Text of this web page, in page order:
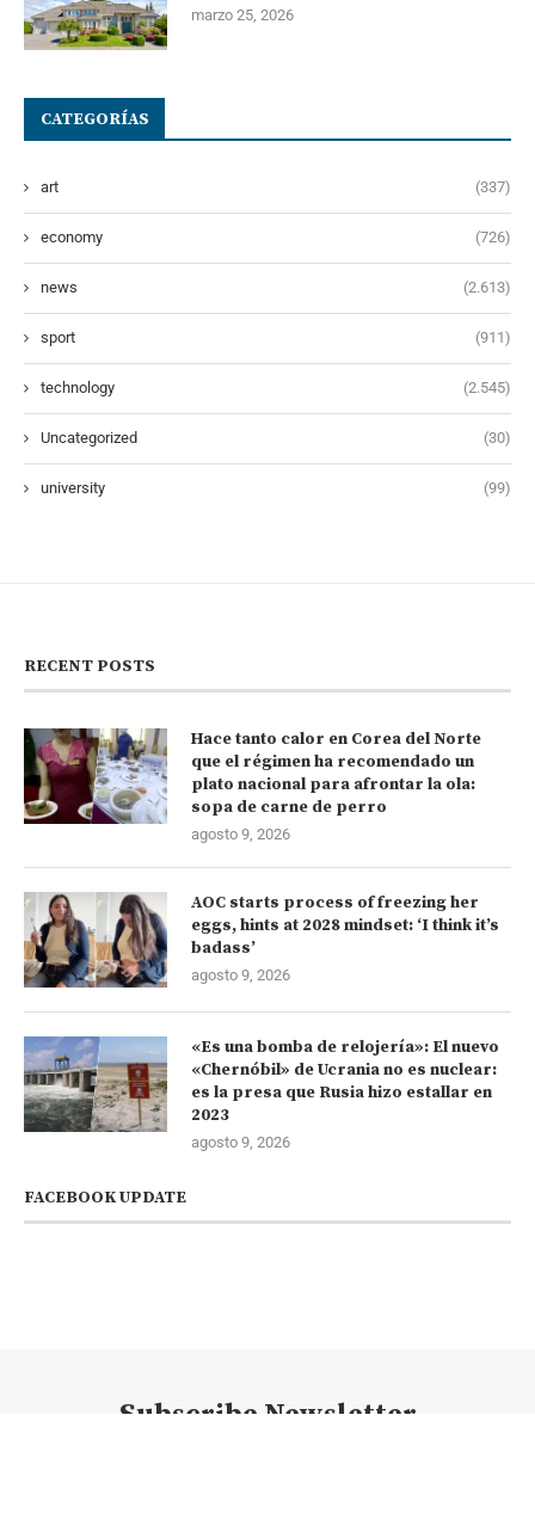
marzo 25, 2026
CATEGORÍAS
art (337)
economy (726)
news (2.613)
sport (911)
technology (2.545)
Uncategorized (30)
university (99)
RECENT POSTS
Hace tanto calor en Corea del Norte
que el régimen ha recomendado un
plato nacional para afrontar la ola:
sopa de carne de perro
agosto 9, 2026
AOC starts process of freezing her
eggs, hints at 2028 mindset: ‘I think it’s
badass’
agosto 9, 2026
«Es una bomba de relojería»: El nuevo
«Chernóbil» de Ucrania no es nuclear:
es la presa que Rusia hizo estallar en
2023
agosto 9, 2026
FACEBOOK UPDATE
Subscribe Newsletter